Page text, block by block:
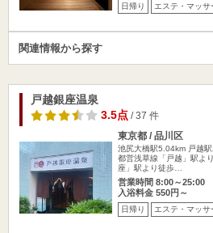
日帰り エステ・マッサ
関連情報から探す
戸越銀座温泉
3.5点/ 37 件
東京都 / 品川区
池尻大橋駅5.04km 戸越
都営浅草線「戸越」駅よ
座」駅より徒歩…
営業時間 8:00～25:00
入浴料金 550円～
日帰り エステ・マッサ